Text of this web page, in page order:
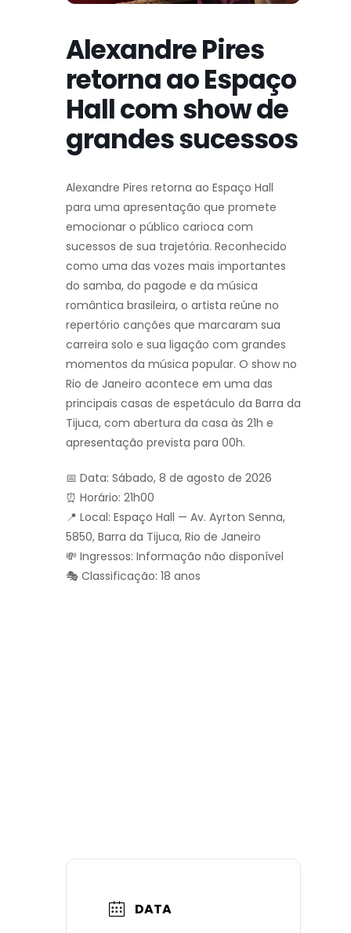
Alexandre Pires
retorna ao Espaço
Hall com show de
grandes sucessos
Alexandre Pires retorna ao Espaço Hall
para uma apresentação que promete
emocionar o público carioca com
sucessos de sua trajetória. Reconhecido
como uma das vozes mais importantes
do samba, do pagode e da música
romântica brasileira, o artista reúne no
repertório canções que marcaram sua
carreira solo e sua ligação com grandes
momentos da música popular. O show no
Rio de Janeiro acontece em uma das
principais casas de espetáculo da Barra da
Tijuca, com abertura da casa às 21h e
apresentação prevista para 00h.
📅 Data: Sábado, 8 de agosto de 2026
⏰ Horário: 21h00
📍 Local: Espaço Hall — Av. Ayrton Senna,
5850, Barra da Tijuca, Rio de Janeiro
💸 Ingressos: Informação não disponível
🎭 Classificação: 18 anos
DATA